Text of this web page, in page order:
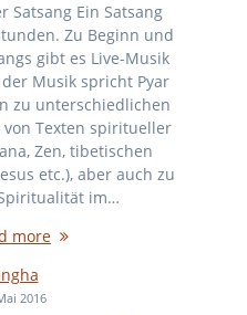
Satsang Ein Satsang
Zu Beginn und
gibt es Live-Musik
Musik spricht Pyar
zu unterschiedlichen
Texten spiritueller
Zen, tibetischen
etc.), aber auch zu
im…
more
2016